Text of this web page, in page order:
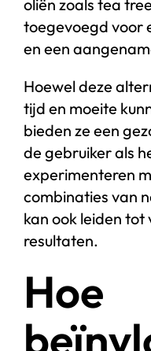
oliën zoals tea
toegevoegd voor
en een
Hoewel deze
tijd en moeite
bieden ze een
de gebruiker als
experimenteren
combinaties van
kan ook leiden
resultaten.
Hoe